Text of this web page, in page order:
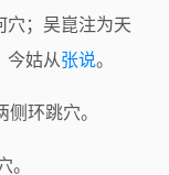
穴；吴崑注为天
今姑从张说。
环跳穴。
。